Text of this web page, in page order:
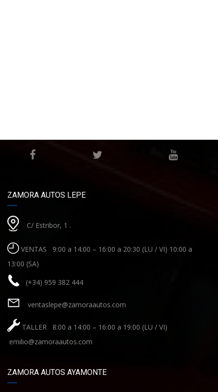
ZAMORA AUTOS LEPE
C/ Estribor, 1 .
VENTAS 9:00 a 14:00 – 16:00 a 20:30 (LU / VI) 10:00 a
13:00 (SA)
(+34) 959 382 444
ventaslepe@zamoraautos.com
TALLER 8:00 a 14:00 – 16:00 a 19:00 (LU / VI)
emilio@zamoraautos.com
ZAMORA AUTOS AYAMONTE